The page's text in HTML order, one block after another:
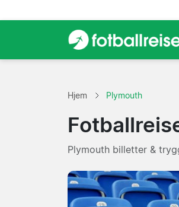
Hjem Plymouth
Plymouth billetter &